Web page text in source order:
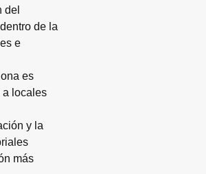
del
de la
e
es
a locales
y la
más